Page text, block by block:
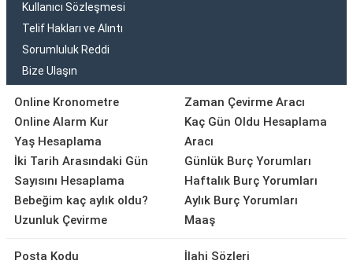
Kullanıcı Sözleşmesi
Telif Hakları ve Alıntı
Sorumluluk Reddi
Bize Ulaşın
Online Kronometre
Online Alarm Kur
Yaş Hesaplama
İki Tarih Arasındaki Gün
Sayısını Hesaplama
Bebeğim kaç aylık oldu?
Uzunluk Çevirme
Zaman Çevirme Aracı
Kaç Gün Oldu Hesaplama
Aracı
Günlük Burç Yorumları
Haftalık Burç Yorumları
Aylık Burç Yorumları
Maaş
Posta Kodu
İlahi Sözleri